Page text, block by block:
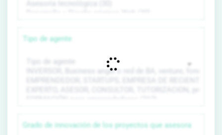
Tipo de agente
Grado de innovación de los proyectos que asesora